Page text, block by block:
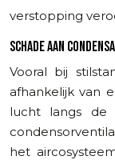
verstopping
SCHADE AAN
Vooral bij
afhankelijk van
lucht langs de
het